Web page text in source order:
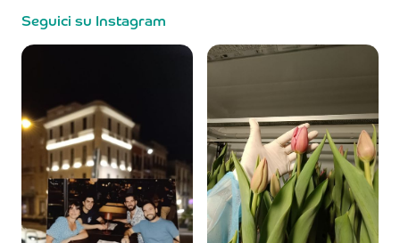
Seguici su Instagram